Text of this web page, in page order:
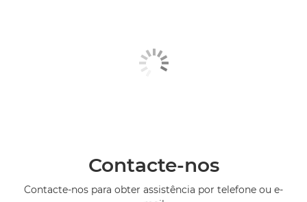
Contacte-nos
Contacte-nos para obter assistência por telefone ou e-